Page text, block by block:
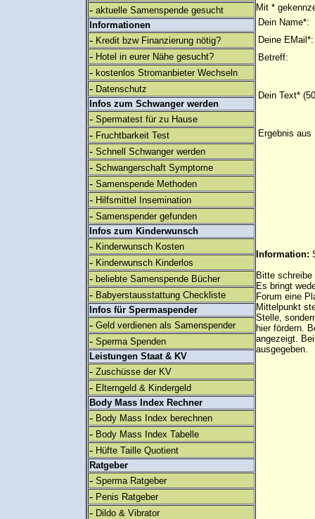
- aktuelle Samenspende gesucht
Informationen
- Kredit bzw Finanzierung nötig?
- Hotel in eurer Nähe gesucht?
- kostenlos Stromanbieter Wechseln
- Datenschutz
Infos zum Schwanger werden
- Spermatest für zu Hause
- Fruchtbarkeit Test
- Schnell Schwanger werden
- Schwangerschaft Symptome
- Samenspende Methoden
- Hilfsmittel Insemination
- Samenspender gefunden
Infos zum Kinderwunsch
- Kinderwunsch Kosten
- Kinderwunsch Kinderlos
- beliebte Samenspende Bücher
- Babyerstausstattung Checkliste
Infos für Spermaspender
- Geld verdienen als Samenspender
- Sperma Spenden
Leistungen Staat & KV
- Zuschüsse der KV
- Elterngeld & Kindergeld
Body Mass Index Rechner
- Body Mass Index berechnen
- Body Mass Index Tabelle
- Hüfte Taille Quotient
Ratgeber
- Sperma Ratgeber
- Penis Ratgeber
- Dildo & Vibrator
Mit *
Dein Name*:
Deine EMail*:
Betreff:
Dein Text*
Ergebnis aus
Information:
Bitte
Es bringt
Forum eine
Mittelpunkt
Stelle,
hier fördern.
angezeigt.
ausgegeben.